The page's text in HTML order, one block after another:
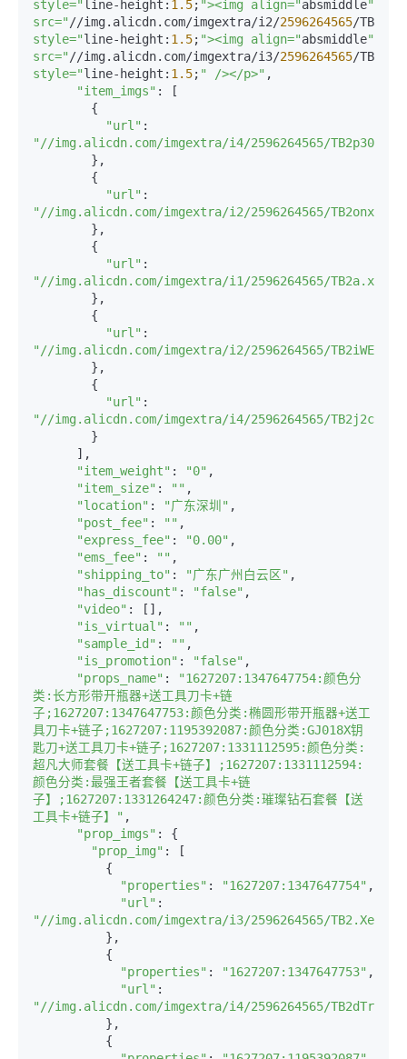
style="line-height: 1.5; "><img align="absmiddle"
src=" //img.alicdn.com/imgextra/i2/2596264565/
style="line-height: 1.5; "><img align="absmiddle"
src=" //img.alicdn.com/imgextra/i3/2596264565/
style="line-height: 1.5; " /></p>" ,
"item_imgs" : [
"url"
"//img.alicdn.com/imgextra/i4/2596264565/
"url"
"//img.alicdn.com/imgextra/i2/2596264565/
"url"
"//img.alicdn.com/imgextra/i1/2596264565/
"url"
"//img.alicdn.com/imgextra/i2/2596264565/
"url"
"//img.alicdn.com/imgextra/i4/2596264565/
"item_weight" : "0" ,
"item_size" : "" ,
"location" : "广东深圳" ,
"post_fee" : "" ,
"express_fee" : "0.00" ,
"ems_fee" : "" ,
"shipping_to" : "广东广州白云区" ,
"has_discount" : "false" ,
"video" : [],
"is_virtual" : "" ,
"sample_id" : "" ,
"is_promotion" : "false" ,
"props_name" :
"1627207:1347647754:颜色分
类:长方形带开瓶器+送工具刀卡+链
子;1627207:1347647753:颜色分类:椭圆形带开瓶器+送工
具刀卡+链子;1627207:1195392087:颜色分类:GJ018X钥
匙刀+送工具刀卡+链子;1627207:1331112595:颜色分类:
超凡大师套餐【送工具卡+链子】;1627207:1331112594:
颜色分类:最强王者套餐【送工具卡+链
子】;1627207:1331264247:颜色分类:璀璨钻石套餐【送
工具卡+链子】" ,
"prop_imgs" : {
"prop_img" : [
"properties" : "1627207:1347647754" ,
"url"
"//img.alicdn.com/imgextra/i3/2596264565/
"properties" : "1627207:1347647753" ,
"url"
"//img.alicdn.com/imgextra/i4/2596264565/